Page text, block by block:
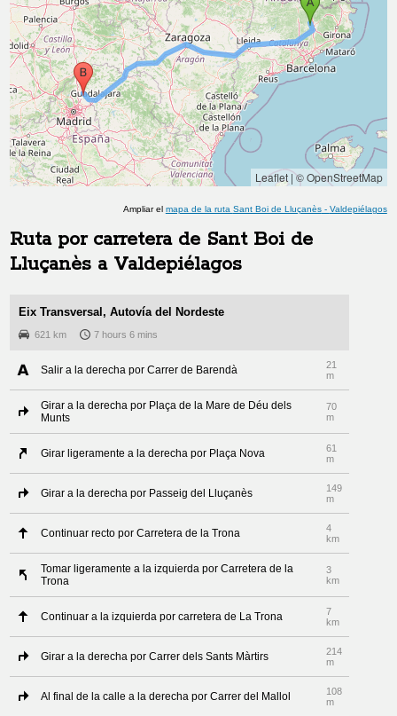
Leaflet|© OpenStreetMap
Ampliar el mapa de la ruta Sant Boi de Lluçanès- Valdepiélagos
Ruta por carretera de Sant Boi de
Lluçanès a Valdepiélagos
Eix Transversal, Autovía del Nordeste
621 km 7 hours 6 mins
Salir a la derecha por Carrer de Barendà
21
m
Girar a la derecha por Plaça de la Mare de Déu dels
Munts
70
m
Girar ligeramente a la derecha por Plaça Nova
61
m
Girar a la derecha por Passeig del Lluçanès
149
m
Continuar recto por Carretera de la Trona
4
km
Tomar ligeramente a la izquierda por Carretera de la
Trona
3
km
Continuar a la izquierda por carretera de La Trona
7
km
Girar a la derecha por Carrer dels Sants Màrtirs
214
m
Al final de la calle a la derecha por Carrer del Mallol
108
m